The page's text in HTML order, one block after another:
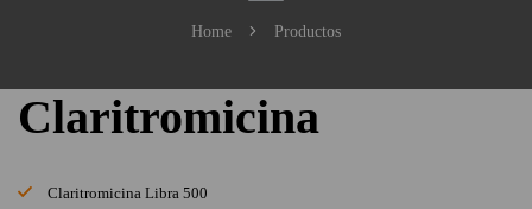
Home Productos
Claritromicina
Claritromicina Libra 500